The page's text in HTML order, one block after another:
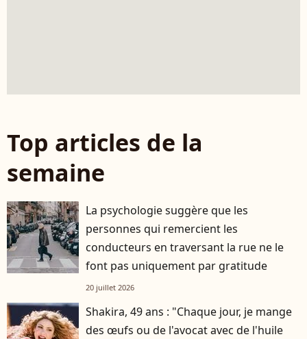
Top articles de la
semaine
La psychologie suggère que les
personnes qui remercient les
conducteurs en traversant la rue ne le
font pas uniquement par gratitude
20 juillet 2026
Shakira, 49 ans : "Chaque jour, je mange
des œufs ou de l'avocat avec de l'huile